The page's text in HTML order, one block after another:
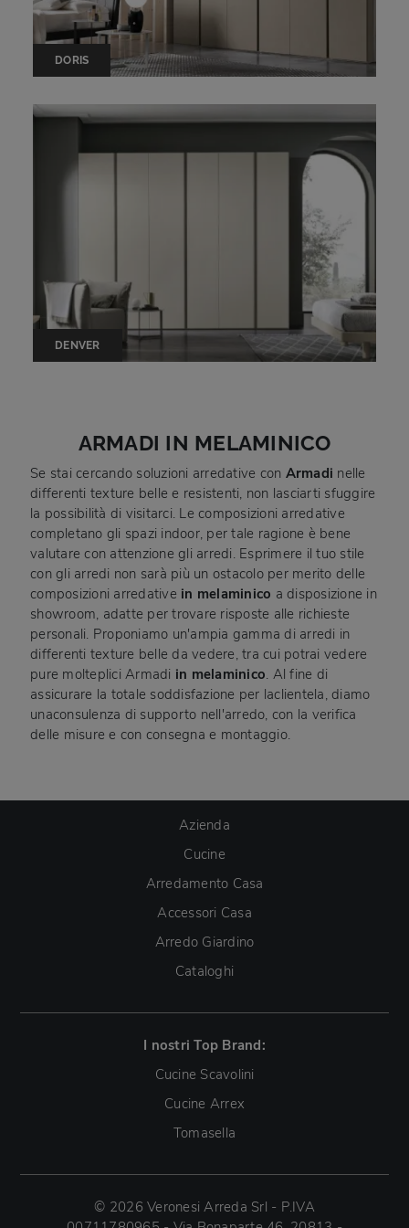
DORIS
DENVER
ARMADI IN MELAMINICO
Se stai cercando soluzioni arredative con Armadi nelle
differenti texture belle e resistenti, non lasciarti sfuggire
la possibilità di visitarci. Le composizioni arredative
completano gli spazi indoor, per tale ragione è bene
valutare con attenzione gli arredi. Esprimere il tuo stile
con gli arredi non sarà più un ostacolo per merito delle
composizioni arredative in melaminico a disposizione in
showroom, adatte per trovare risposte alle richieste
personali. Proponiamo un'ampia gamma di arredi in
differenti texture belle da vedere, tra cui potrai vedere
pure molteplici Armadi in melaminico. Al fine di
assicurare la totale soddisfazione per laclientela, diamo
unaconsulenza di supporto nell'arredo, con la verifica
delle misure e con consegna e montaggio.
Azienda
Cucine
Arredamento Casa
Accessori Casa
Arredo Giardino
Cataloghi
I nostri Top Brand:
Cucine Scavolini
Cucine Arrex
Tomasella
© 2026 Veronesi Arreda Srl - P.IVA